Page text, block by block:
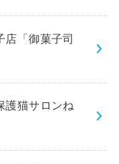
店「御菓子司
猫サロンね